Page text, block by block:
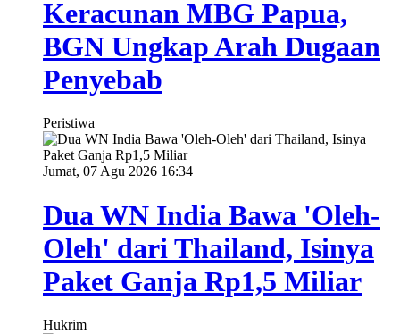
Keracunan MBG Papua,
BGN Ungkap Arah Dugaan
Penyebab
Peristiwa
Jumat, 07 Agu 2026 16:34
Dua WN India Bawa 'Oleh-
Oleh' dari Thailand, Isinya
Paket Ganja Rp1,5 Miliar
Hukrim